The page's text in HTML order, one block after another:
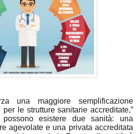
una maggiore semplificazione
le strutture sanitarie accreditate,”
esistere due sanità: una
agevolate e una privata accreditata